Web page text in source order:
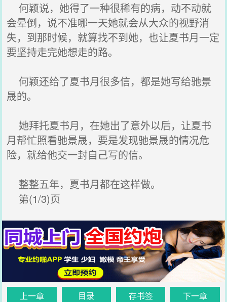
何颖说，她得了一种很稀有的病，动不动就
会晕倒，说不准哪一天她就会从大众的视野消
失，到那时候，就算找不到她，也让夏书月一定
要坚持走完她想走的路。
何颖还给了夏书月很多信，都是她写给驰景
晟的。
她拜托夏书月，在她出了意外以后，让夏书
月帮忙照看驰景晟，要是发现驰景晟的情况危
险，就给他交一封自己写的信。
整整五年，夏书月都在这样做。
第(1/3)页
上一章 目录 存书签 下一章